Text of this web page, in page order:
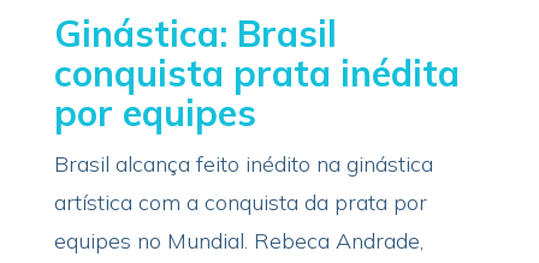
Ginástica: Brasil
conquista prata inédita
por equipes
Brasil alcança feito inédito na ginástica
artística com a conquista da prata por
equipes no Mundial. Rebeca Andrade,